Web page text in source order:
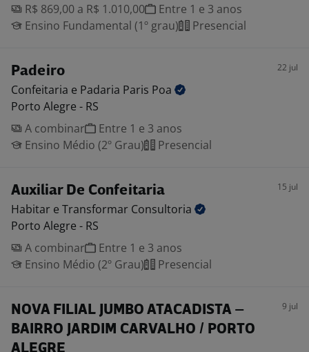
R$ 869,00 a R$ 1.010,00
Entre 1 e 3 anos
Ensino Fundamental (1º grau)
Presencial
Padeiro 22 jul
Confeitaria e Padaria Paris Poa
Porto Alegre - RS
A combinar
Entre 1 e 3 anos
Ensino Médio (2º Grau)
Presencial
Auxiliar De Confeitaria 15 jul
Habitar e Transformar Consultoria
Porto Alegre - RS
A combinar
Entre 1 e 3 anos
Ensino Médio (2º Grau)
Presencial
NOVA FILIAL JUMBO ATACADISTA –
BAIRRO JARDIM CARVALHO / PORTO
ALEGRE
9 jul